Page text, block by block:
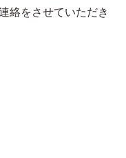
絡をさせていただき